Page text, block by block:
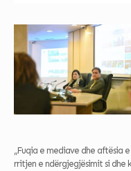
„Fuqia e mediave dhe aftësia
rritjen e ndërgjegjësimit si